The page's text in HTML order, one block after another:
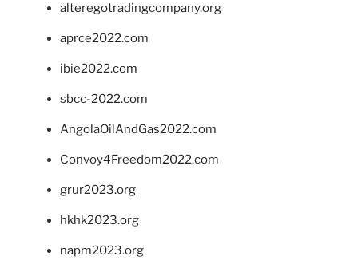
alteregotradingcompany.org
aprce2022.com
ibie2022.com
sbcc-2022.com
AngolaOilAndGas2022.com
Convoy4Freedom2022.com
grur2023.org
hkhk2023.org
napm2023.org